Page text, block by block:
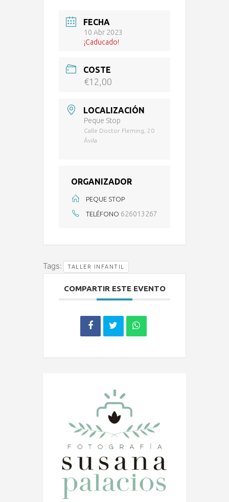
FECHA
10 Abr 2023
¡Caducado!
COSTE
€12,00
LOCALIZACIÓN
Peque Stop
Calle Doctor Fleming, 20
Ávila
ORGANIZADOR
PEQUE STOP
TELÉFONO 626013267
Tags: TALLER INFANTIL
COMPARTIR ESTE EVENTO